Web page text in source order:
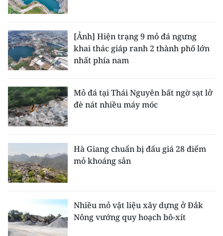
KHOA HỌC - CÔNG NGHỆ
MÔI TRƯỜNG
BẠN ĐỌC
KIỂM CHỨNG THÔNG TIN
54 DÂN TỘC VIỆT NAM
CHƯƠNG TRÌNH OCOP - MỖI XÃ
MỘT SẢN PHẨM
RADIO
[Ảnh] Hiện trạng 9 mỏ đá ngưng
khai thác giáp ranh 2 thành phố lớn
nhất phía nam
Mỏ đá tại Thái Nguyên bất ngờ sạt lở
đè nát nhiều máy móc
Hà Giang chuẩn bị đấu giá 28 điểm
mỏ khoáng sản
Nhiều mỏ vật liệu xây dựng ở Đắk
Nông vướng quy hoạch bô-xít